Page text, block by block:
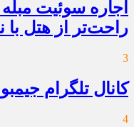
اجاره سوئیت
راحت‌تر از هتل
3
کانال تلگرام
4